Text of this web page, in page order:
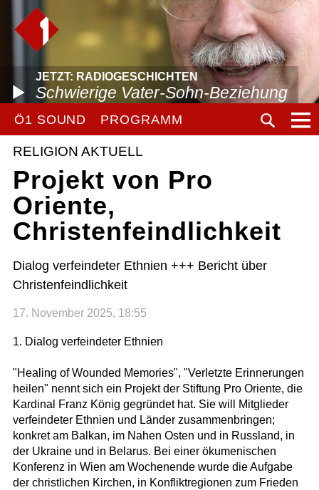
JETZT: RADIOGESCHICHTEN
Schwierige Vater-Sohn-Beziehung
Ö1 SOUND PROGRAMM
RELIGION AKTUELL
Projekt von Pro
Oriente,
Christenfeindlichkeit
Dialog verfeindeter Ethnien +++ Bericht über
Christenfeindlichkeit
17. November 2025, 18:55
1. Dialog verfeindeter Ethnien
"Healing of Wounded Memories", "Verletzte Erinnerungen
heilen" nennt sich ein Projekt der Stiftung Pro Oriente, die
Kardinal Franz König gegründet hat. Sie will Mitglieder
verfeindeter Ethnien und Länder zusammenbringen;
konkret am Balkan, im Nahen Osten und in Russland, in
der Ukraine und in Belarus. Bei einer ökumenischen
Konferenz in Wien am Wochenende wurde die Aufgabe
der christlichen Kirchen, in Konfliktregionen zum Frieden